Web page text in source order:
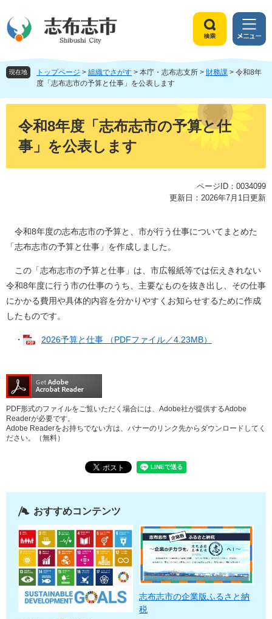
ジ
頭
ュ
飛
索
メ
ニ
ュ
ー
現在地 トップページ > 組織でさがす > 本庁・志布志支所 > 財務課 > 令和8年
度「志布志市の予算と仕事」を公表します
令和8年度「志布志市の予算と仕
事」を公表します
ページID：0034099
更新日：2026年7月1日更新
令和8年度の志布志市の予算と、市が行う仕事についてまとめた
「志布志市の予算と仕事」を作成しました。
この「志布志市の予算と仕事」は、市広報紙等では伝えきれない
令和8年度に行う市の仕事のうち、主要なものを抜き出し、その仕事
にかかる費用や具体的内容を分かりやすくお知らせするために作成
したものです。
・ 2026予算と仕事 （PDFファイル／4.23MB）
PDF形式のファイルをご覧いただく場合には、Adobe社が提供するAdobe
Readerが必要です。
Adobe Readerをお持ちでない方は、バナーのリンク先からダウンロードしてく
ださい。（無料）
おすすめコンテンツ
志布志市の企業版ふるさと納
税